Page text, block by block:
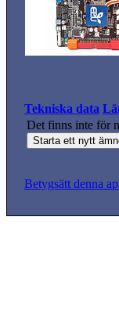
Tekniska data
Det finns inte för
Betygsätt denna